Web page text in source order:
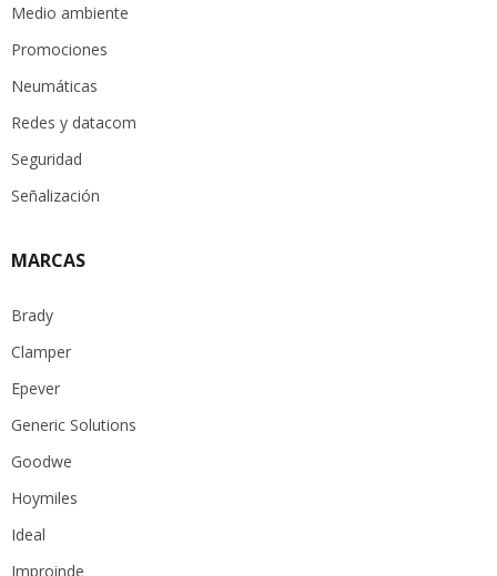
Medio ambiente
Promociones
Neumáticas
Redes y datacom
Seguridad
Señalización
MARCAS
Brady
Clamper
Epever
Generic Solutions
Goodwe
Hoymiles
Ideal
Improinde